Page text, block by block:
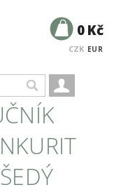
CZK EUR
0 Kč